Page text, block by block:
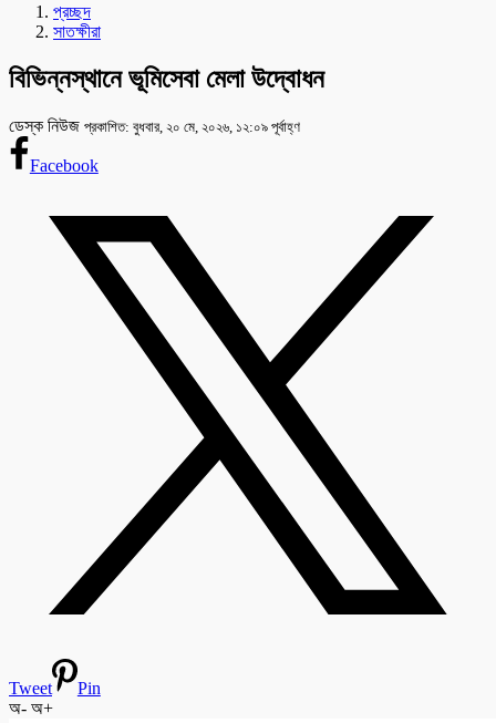
প্রচ্ছদ
সাতক্ষীরা
বিভিন্নস্থানে ভূমিসেবা মেলা উদ্বোধন
ডেস্ক নিউজ প্রকাশিত: বুধবার, ২০ মে, ২০২৬, ১২:০৯ পূর্বাহ্ণ
Facebook
Tweet
Pin
অ- অ+